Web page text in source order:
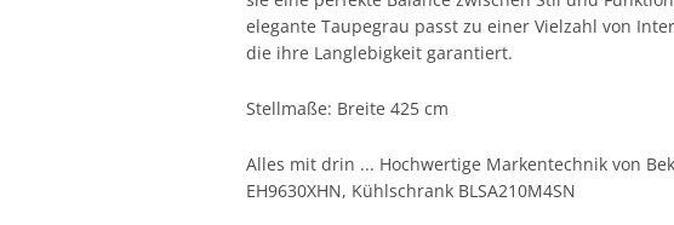
elegante Taupegrau passt zu einer Vielzahl von
die ihre Langlebigkeit garantiert.
Stellmaße: Breite 425 cm
Alles mit drin ... Hochwertige Markentechnik von
EH9630XHN, Kühlschrank BLSA210M4SN